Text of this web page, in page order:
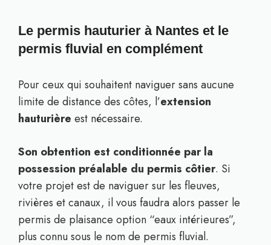
Le permis hauturier à Nantes et le
permis fluvial en complément
Pour ceux qui souhaitent naviguer sans aucune
limite de distance des côtes, l’extension
hauturière est nécessaire.
Son obtention est conditionnée par la
possession préalable du permis côtier. Si
votre projet est de naviguer sur les fleuves,
rivières et canaux, il vous faudra alors passer le
permis de plaisance option “eaux intérieures”,
plus connu sous le nom de permis fluvial.